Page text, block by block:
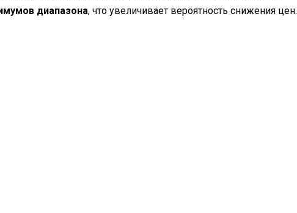
диапазона, что увеличивает вероятность снижения цен.